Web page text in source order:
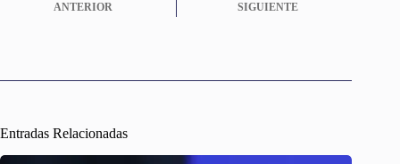
ANTERIOR SIGUIENTE
Entradas Relacionadas